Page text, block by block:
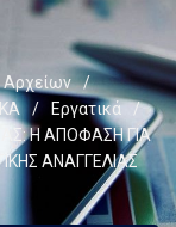
Αρχείων
/
/ Εργατικά
/
Η ΑΠΟΦΑΣΗ ΓΙΑ
ΑΝΑΓΓΕΛΙΑΣ